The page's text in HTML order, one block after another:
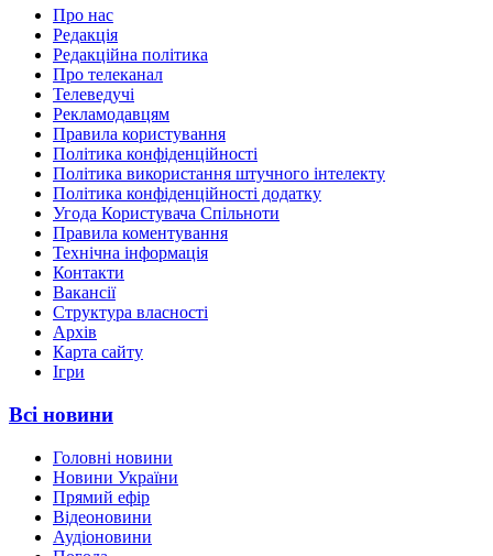
Про нас
Редакція
Редакційна політика
Про телеканал
Телеведучі
Рекламодавцям
Правила користування
Політика конфіденційності
Політика використання штучного інтелекту
Політика конфіденційності додатку
Угода Користувача Спільноти
Правила коментування
Технічна інформація
Контакти
Вакансії
Структура власності
Архів
Карта сайту
Ігри
Всі новини
Головні новини
Новини України
Прямий ефір
Відеоновини
Аудіоновини